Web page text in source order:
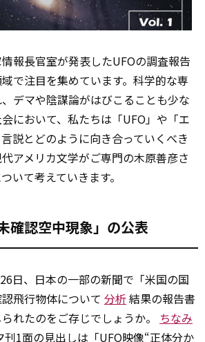
報長官室が発表したUFOの調査報告
で注目を集めています。科学的な専
デマや陰謀論がはびこることも少な
において、私たちは「UFO」や「エ
説とどのように向き合っていくべき
アメリカ文学がご専門の木原善彦さ
いて考えていきます。
確認空中現象」の公表
日、日本の一部の新聞で「米国の国
飛行物体について 分析結果の報告書
れたのをご存じでしょうか。 ちなみ
刊1面の見出しは「UFO映像“正体分か